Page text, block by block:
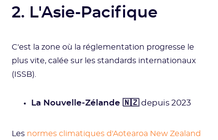
2. L'Asie-Pacifique
C'est la zone où la réglementation progresse le
plus vite, calée sur les standards internationaux
(ISSB).
La Nouvelle-Zélande 🇳🇿depuis 2023
Les normes climatiques d'Aotearoa New Zealand